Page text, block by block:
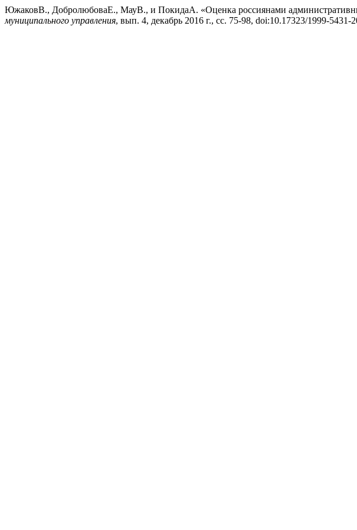
ЮжаковВ., ДобролюбоваЕ., МауВ., и ПокидаА. «Оценка россиянами административных
муниципального управления, вып. 4, декабрь 2016 г., сс. 75-98, doi:10.17323/1999-5431-